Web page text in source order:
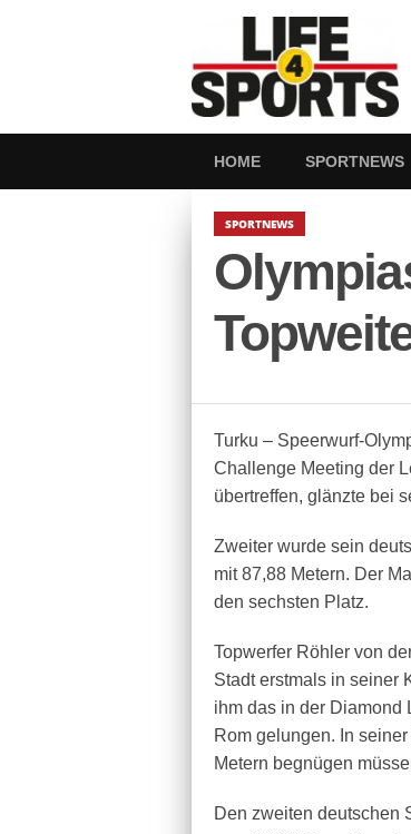
HOME SPORTNEWS
SPORTNEWS
Turku – Speerwurf-
Challenge Meeting der
übertreffen, glänzte bei
Zweiter wurde sein
mit 87,88 Metern. Der
den sechsten Platz.
Topwerfer Röhler von
Stadt erstmals in seiner
ihm das in der Diamond
Rom gelungen. In
Metern begnügen
Den zweiten deutschen